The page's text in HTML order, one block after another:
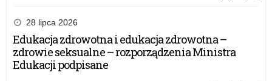
28 lipca 2026
Edukacja zdrowotna i edukacja zdrowotna –
zdrowie seksualne – rozporządzenia Ministra
Edukacji podpisane